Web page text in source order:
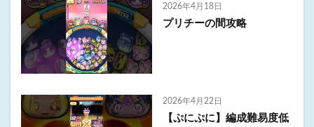
2026年4月18日
プリチーの間攻略
2026年4月22日
【ぷにぷに】編成難易度低